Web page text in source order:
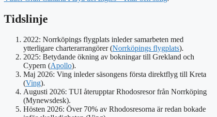
Tidslinje
2022: Norrköpings flygplats inleder samarbeten med
ytterligare charterarrangörer (Norrköpings flygplats).
2025: Betydande ökning av bokningar till Grekland och
Cypern (Apollo).
Maj 2026: Ving inleder säsongens första direktflyg till Kreta
(Ving).
Augusti 2026: TUI återupptar Rhodosresor från Norrköping
(Mynewsdesk).
Hösten 2026: Över 70% av Rhodosresorna är redan bokade